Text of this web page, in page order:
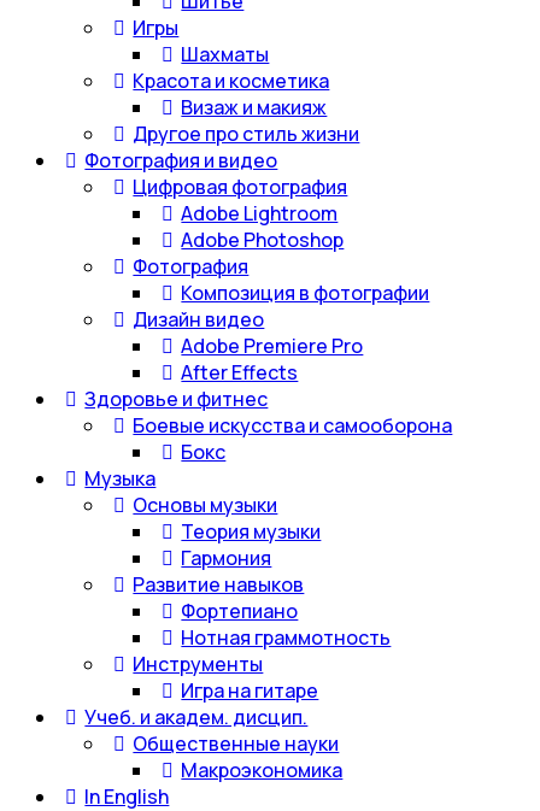
Игры
Шахматы
Красота и косметика
Визаж и макияж
Другое про стиль жизни
Фотография и видео
Цифровая фотография
Adobe Lightroom
Adobe Photoshop
Фотография
Композиция в фотографии
Дизайн видео
Adobe Premiere Pro
After Effects
Здоровье и фитнес
Боевые искусства и самооборона
Бокс
Музыка
Основы музыки
Теория музыки
Гармония
Развитие навыков
Фортепиано
Нотная граммотность
Инструменты
Игра на гитаре
Учеб. и академ. дисцип.
Общественные науки
Макроэкономика
In English